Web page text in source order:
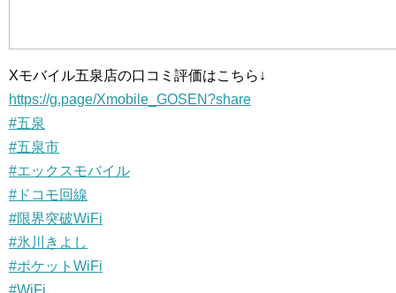
Xモバイル五泉店の口コミ評価はこちら↓
https://g.page/Xmobile_GOSEN?share
#五泉
#五泉市
#エックスモバイル
#ドコモ回線
#限界突破WiFi
#氷川きよし
#ポケットWiFi
#WiFi